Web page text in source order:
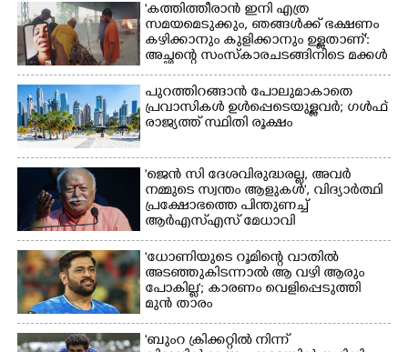
'കത്തിത്തീരാൻ ഇനി എത്ര
സമയമെടുക്കും, ഞങ്ങൾക്ക് ഭക്ഷണം
കഴിക്കാനും കുളിക്കാനും ഉള്ളതാണ്':
അച്ഛന്റെ സംസ്കാരചടങ്ങിനിടെ മക്കൾ
പുറത്തിറങ്ങാൻ പോലുമാകാതെ
പ്രവാസികൾ ഉൾപ്പെടെയുള്ളവർ; ഗൾഫ്
രാജ്യത്ത് സ്ഥിതി രൂക്ഷം
'ജെൻ സി ദേശവിരുദ്ധരല്ല, അവർ
നമ്മുടെ സ്വന്തം ആളുകൾ', വിദ്യാർത്ഥി
പ്രക്ഷോഭത്തെ പിന്തുണച്ച്
ആർഎസ്‌എസ് മേധാവി
'ധോണിയുടെ റൂമിന്റെ വാതിൽ
അടഞ്ഞുകിടന്നാൽ ആ വഴി ആരും
പോകില്ല'; കാരണം വെളിപ്പെടുത്തി
മുൻ താരം
'ബുംറ ക്രിക്കറ്റിൽ നിന്ന്